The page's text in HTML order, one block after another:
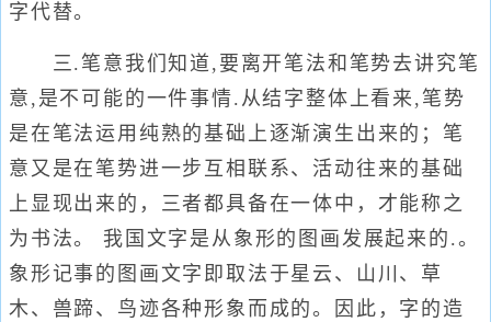
字代替。
三.笔意我们知道,要离开笔法和笔势去讲究笔
意,是不可能的一件事情.从结字整体上看来,笔势
是在笔法运用纯熟的基础上逐渐演生出来的；笔
意又是在笔势进一步互相联系、活动往来的基础
上显现出来的，三者都具备在一体中，才能称之
为书法。 我国文字是从象形的图画发展起来的.。
象形记事的图画文字即取法于星云、山川、草
木、兽蹄、鸟迹各种形象而成的。因此，字的造